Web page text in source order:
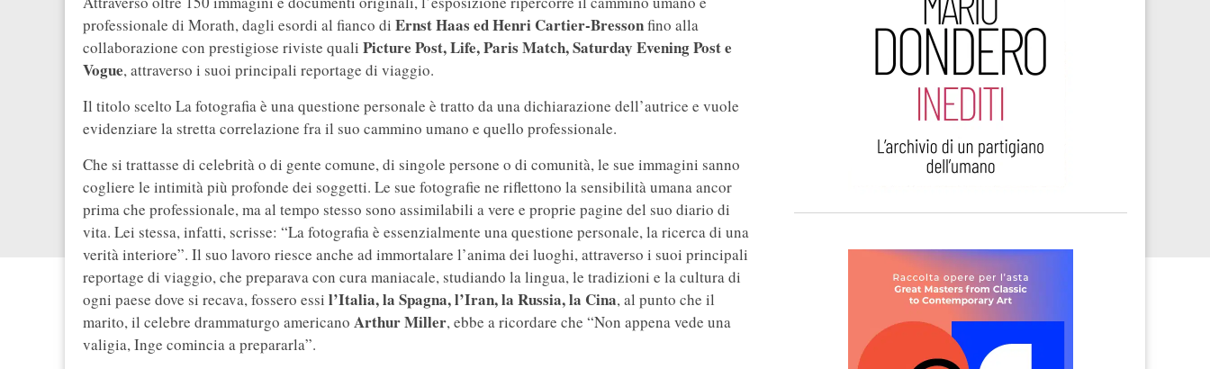
professionale di Morath, dagli esordi al fianco di Ernst Haas ed Henri Cartier-Bressonfino alla
collaborazione con prestigiose riviste quali Picture Post, Life, Paris Match, Saturday Evening Post e
Vogue, attraverso i suoi principali reportage di viaggio.
Il titolo scelto La fotografia è una questione personale è tratto da una dichiarazione dell’autrice e vuole
evidenziare la stretta correlazione fra il suo cammino umano e quello professionale.
Che si trattasse di celebrità o di gente comune, di singole persone o di comunità, le sue immagini sanno
cogliere le intimità più profonde dei soggetti. Le sue fotografie ne riflettono la sensibilità umana ancor
prima che professionale, ma al tempo stesso sono assimilabili a vere e proprie pagine del suo diario di
vita. Lei stessa, infatti, scrisse: “La fotografia è essenzialmente una questione personale, la ricerca di una
verità interiore”. Il suo lavoro riesce anche ad immortalare l’anima dei luoghi, attraverso i suoi principali
reportage di viaggio, che preparava con cura maniacale, studiando la lingua, le tradizioni e la cultura di
ogni paese dove si recava, fossero essi l’Italia, la Spagna, l’Iran, la Russia, la Cina, al punto che il
marito, il celebre drammaturgo americano Arthur Miller, ebbe a ricordare che “Non appena vede una
valigia, Inge comincia a prepararla”.